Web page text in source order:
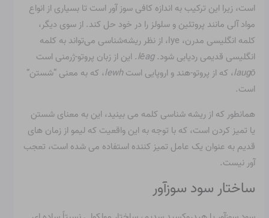
است، زیرا این ترکیب به اندازه کافی سوز آور است تا بسیاری از انواع
مواد آلی مانند پروتئین و سلولز را در خود حل کند. از سوی دیگر،
کلمه انگلیسی مدرن، lye، از نظر ریشه‌شناسی می‌تواند به کلمه
انگلیسی قدیمی ردیابی شود.lēag. این از زبان پروتو-ژرمنی است
laugō، که از پروتو-هند و اروپایی استlewh، که به معنی “شستن”
است.
همانطور که از ریشه شناسی کلمه می بینید، این به معنای شستن
یا تمیز کردن است، که با توجه به این واقعیت که لیمو از زمان های
قدیم به عنوان یک عامل تمیز کننده استفاده می شده است، تعجب
آور نیست.
ساختار سود سوزآور